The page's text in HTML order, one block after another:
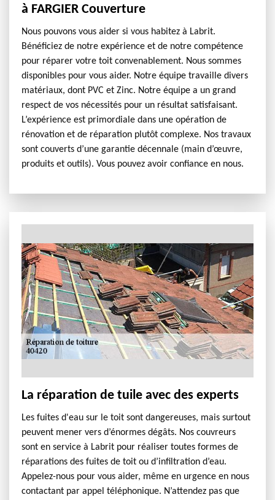
à FARGIER Couverture
Nous pouvons vous aider si vous habitez à Labrit.
Bénéficiez de notre expérience et de notre compétence
pour réparer votre toit convenablement. Nous sommes
disponibles pour vous aider. Notre équipe travaille divers
matériaux, dont PVC et Zinc. Notre équipe a un grand
respect de vos nécessités pour un résultat satisfaisant.
L’expérience est primordiale dans une opération de
rénovation et de réparation plutôt complexe. Nos travaux
sont couverts d’une garantie décennale (main d’œuvre,
produits et outils). Vous pouvez avoir confiance en nous.
La réparation de tuile avec des experts
Les fuites d'eau sur le toit sont dangereuses, mais surtout
peuvent mener vers d’énormes dégâts. Nos couvreurs
sont en service à Labrit pour réaliser toutes formes de
réparations des fuites de toit ou d’infiltration d’eau.
Appelez-nous pour vous aider, même en urgence en nous
contactant par appel téléphonique. N’attendez pas que